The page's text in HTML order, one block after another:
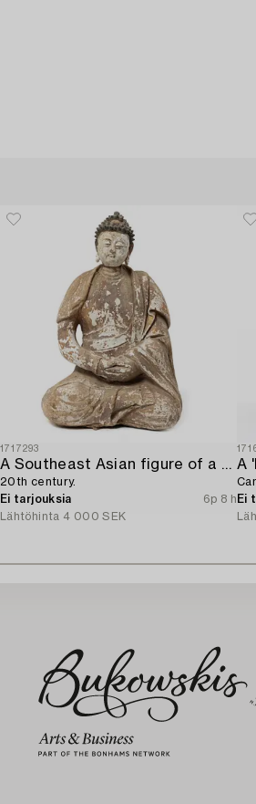
1717293
A Southeast Asian figure of a Buddha,
20th century.
Ei tarjouksia
6p 8 h
Lähtöhinta 4 000 SEK
Ei